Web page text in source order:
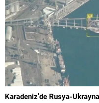
Karadeniz’de Rusya-